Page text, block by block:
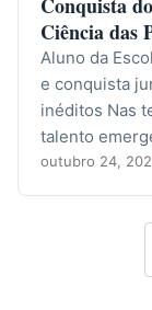
Ciência das
Aluno da
e conquista
inéditos Nas
talento
outubro 24,